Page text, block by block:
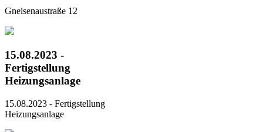
Gneisenaustraße 12
15.08.2023 -
Fertigstellung
Heizungsanlage
15.08.2023 - Fertigstellung
Heizungsanlage